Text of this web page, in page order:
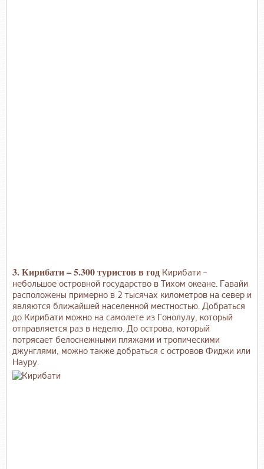
3. Кирибати – 5.300 туристов в год Кирибати –
небольшое островной государство в Тихом океане. Гавайи
расположены примерно в 2 тысячах километров на север и
являются ближайшей населенной местностью. Добраться
до Кирибати можно на самолете из Гонолулу, который
отправляется раз в неделю. До острова, который
потрясает белоснежными пляжами и тропическими
джунглями, можно также добраться с островов Фиджи или
Науру.